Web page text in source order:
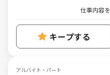
仕事内容
キープする
アルバイト・パート